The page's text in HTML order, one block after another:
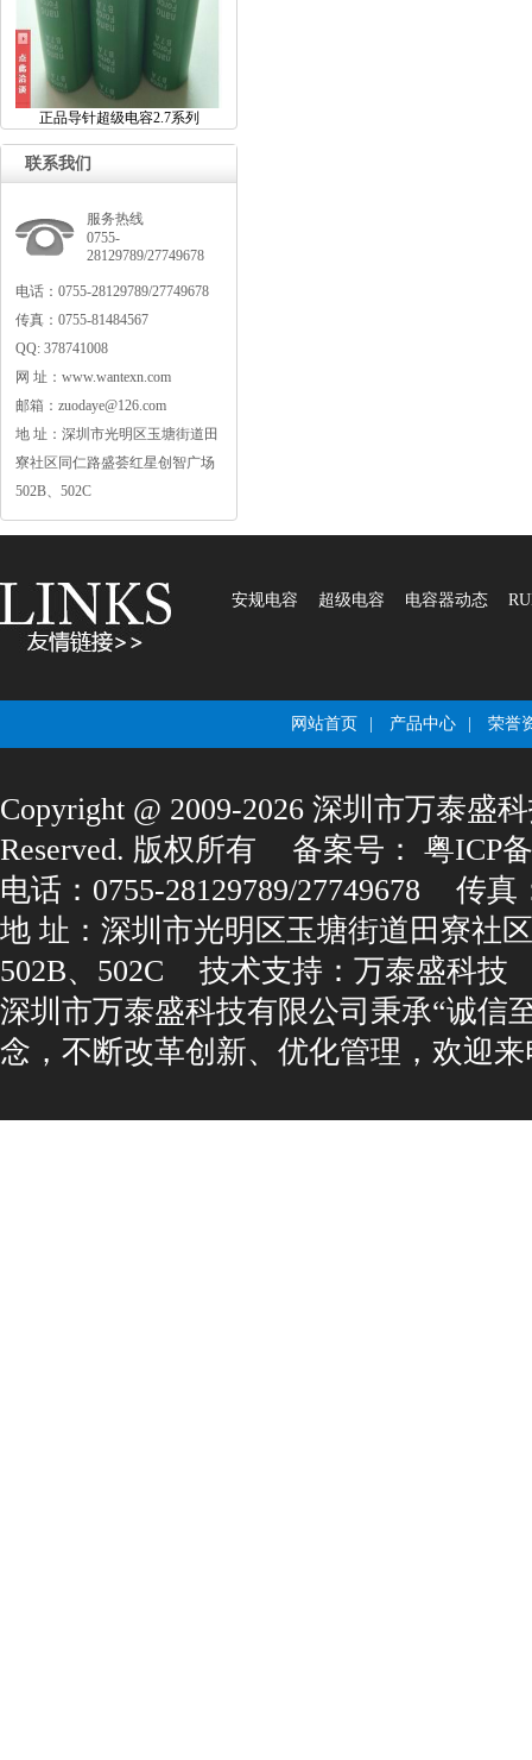
正品导针超级电容2.7系列
联系我们
服务热线
0755-
28129789/27749678
电话：0755-28129789/27749678
传真：0755-81484567
QQ:378741008
网址：www.wantexn.com
邮箱：zuodaye@126.com
地址：深圳市光明区玉塘街道田
寮社区同仁路盛荟红星创智广场
502B、502C
安规电容 超级电容 电容器动态
网站首页 产品中心 荣誉
Copyright@2009-2026深圳市万泰盛
Reserved.版权所有
备案号：
粤ICP
电话：0755-28129789/27749678
传真
地址：深圳市光明区玉塘街道田寮社
502B、502C
技术支持： 万泰盛科技
深圳市万泰盛科技有限公司秉承“诚信
念，不断改革创新、优化管理，欢迎